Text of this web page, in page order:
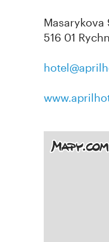
Masarykova
516 01